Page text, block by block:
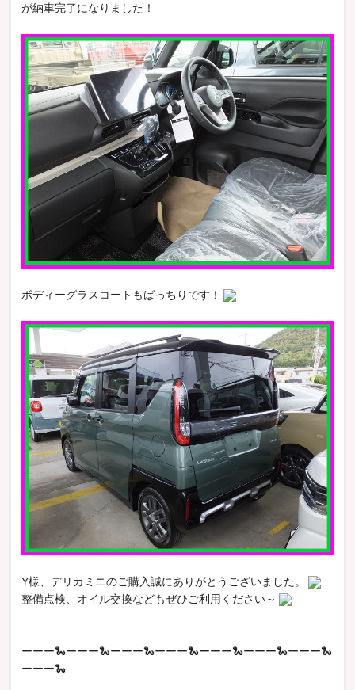
が納車完了になりました！
ボディーグラスコートもばっちりです！
Y様、デリカミニのご購入誠にありがとうございました。
整備点検、オイル交換などもぜひご利用ください～
ーーー🐍ーーー🐍ーーー🐍ーーー🐍ーーー🐍ーーー🐍ーーー🐍
ーーー🐍